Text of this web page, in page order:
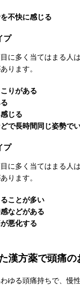
不快に感じる
プ
に多く当てはまる人
ります。
りがある
じる
で長時間同じ姿勢で
プ
に多く当てはまる人
ります。
ことが多い
などがある
悪化する
漢方薬で頭痛の
ゆる頭痛持ちで、慢